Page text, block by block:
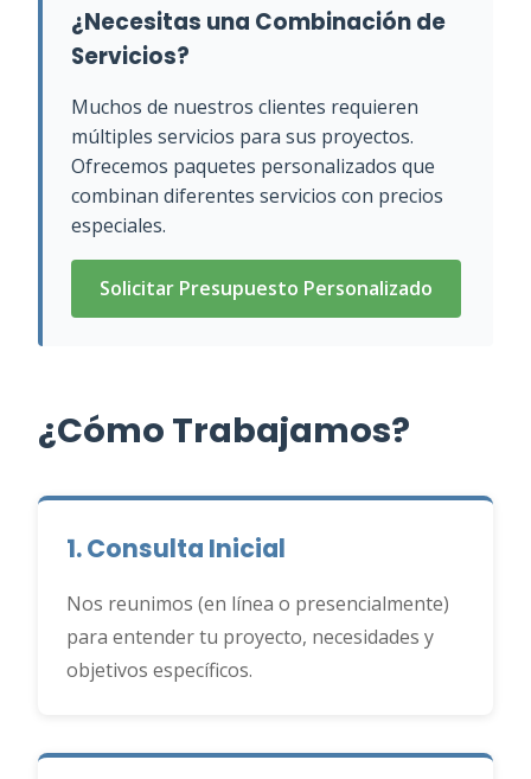
¿Necesitas una Combinación de
Servicios?
Muchos de nuestros clientes requieren
múltiples servicios para sus proyectos.
Ofrecemos paquetes personalizados que
combinan diferentes servicios con precios
especiales.
Solicitar Presupuesto Personalizado
¿Cómo Trabajamos?
1. Consulta Inicial
Nos reunimos (en línea o presencialmente)
para entender tu proyecto, necesidades y
objetivos específicos.